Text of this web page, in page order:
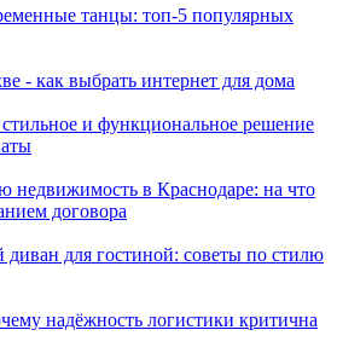
танцы: топ-5 популярных
- как выбрать интернет для дома
и функциональное решение
недвижимость в Краснодаре: на что
договора
для гостиной: советы по стилю
надёжность логистики критична